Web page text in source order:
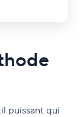
puissant qui